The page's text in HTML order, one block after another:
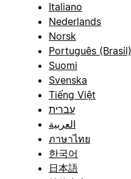
Italiano
Nederlands
Norsk
Português (Brasil)
Suomi
Svenska
Tiếng Việt
עברית
العربية
ภาษาไทย
한국어
日本語